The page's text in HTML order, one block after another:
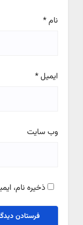
نام*
ایمیل*
وب‌ سایت
ذخیره نام،